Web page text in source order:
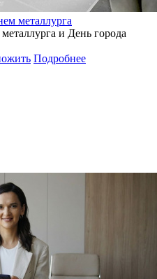
металлурга
и День города
Подробнее